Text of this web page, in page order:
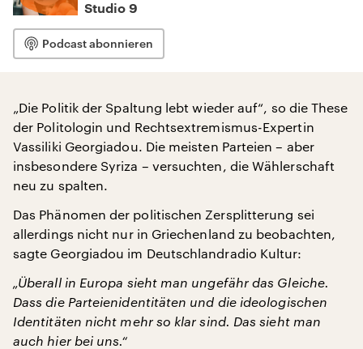
Studio 9
Podcast abonnieren
„Die Politik der Spaltung lebt wieder auf“, so die These
der Politologin und Rechtsextremismus-Expertin
Vassiliki Georgiadou. Die meisten Parteien – aber
insbesondere Syriza – versuchten, die Wählerschaft
neu zu spalten.
Das Phänomen der politischen Zersplitterung sei
allerdings nicht nur in Griechenland zu beobachten,
sagte Georgiadou im Deutschlandradio Kultur:
„Überall in Europa sieht man ungefähr das Gleiche.
Dass die Parteienidentitäten und die ideologischen
Identitäten nicht mehr so klar sind. Das sieht man
auch hier bei uns.“